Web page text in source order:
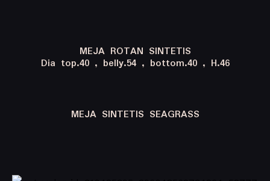
MEJA ROTAN SINTETIS
Dia top.40 , belly.54 , bottom.40 , H.46
MEJA SINTETIS SEAGRASS